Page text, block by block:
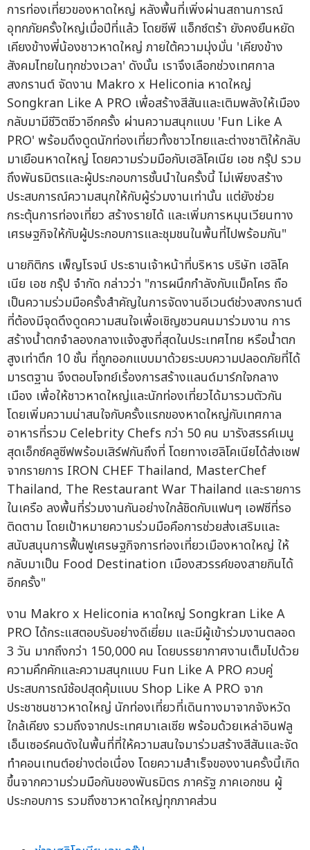
การท่องเที่ยวของหาดใหญ่ หลังพื้นที่เพิ่งผ่านสถานการณ์
อุทกภัยครั้งใหญ่เมื่อปีที่แล้ว โดยซีพี แอ็กซ์ตร้า ยังคงยืนหยัด
เคียงข้างพี่น้องชาวหาดใหญ่ ภายใต้ความมุ่งมั่น 'เคียงข้าง
สังคมไทยในทุกช่วงเวลา' ดังนั้น เราจึงเลือกช่วงเทศกาล
สงกรานต์ จัดงาน Makro x Heliconia หาดใหญ่
Songkran Like A PRO เพื่อสร้างสีสันและเติมพลังให้เมือง
กลับมามีชีวิตชีวาอีกครั้ง ผ่านความสนุกแบบ 'Fun Like A
PRO' พร้อมดึงดูดนักท่องเที่ยวทั้งชาวไทยและต่างชาติให้กลับ
มาเยือนหาดใหญ่ โดยความร่วมมือกับเฮลิโคเนีย เอช กรุ๊ป รวม
ถึงพันธมิตรและผู้ประกอบการชั้นนำในครั้งนี้ ไม่เพียงสร้าง
ประสบการณ์ความสนุกให้กับผู้ร่วมงานเท่านั้น แต่ยังช่วย
กระตุ้นการท่องเที่ยว สร้างรายได้ และเพิ่มการหมุนเวียนทาง
เศรษฐกิจให้กับผู้ประกอบการและชุมชนในพื้นที่ไปพร้อมกัน"
นายกิติกร เพ็ญโรจน์ ประธานเจ้าหน้าที่บริหาร บริษัท เฮลิโค
เนีย เอช กรุ๊ป จำกัด กล่าวว่า "การผนึกกำลังกับแม็คโคร ถือ
เป็นความร่วมมือครั้งสำคัญในการจัดงานอีเวนต์ช่วงสงกรานต์
ที่ต้องมีจุดดึงดูดความสนใจเพื่อเชิญชวนคนมาร่วมงาน การ
สร้างน้ำตกจำลองกลางแจ้งสูงที่สุดในประเทศไทย หรือน้ำตก
สูงเท่าตึก 10 ชั้น ที่ถูกออกแบบมาด้วยระบบความปลอดภัยที่ได้
มารตฐาน จึงตอบโจทย์เรื่องการสร้างแลนด์มาร์กใจกลาง
เมือง เพื่อให้ชาวหาดใหญ่และนักท่องเที่ยวได้มารวมตัวกัน
โดยเพิ่มความน่าสนใจกับครั้งแรกของหาดใหญ่กับเทศกาล
อาหารที่รวม Celebrity Chefs กว่า 50 คน มารังสรรค์เมนู
สุดเอ็กซ์คลูซีฟพร้อมเสิร์ฟกันถึงที่ โดยทางเฮลิโคเนียได้ส่งเชฟ
จากรายการ IRON CHEF Thailand, MasterChef
Thailand, The Restaurant War Thailand และรายการ
ในเครือ ลงพื้นที่ร่วมงานกันอย่างใกล้ชิดกับแฟนๆ เอฟซีที่รอ
ติดตาม โดยเป้าหมายความร่วมมือคือการช่วยส่งเสริมและ
สนับสนุนการฟื้นฟูเศรษฐกิจการท่องเที่ยวเมืองหาดใหญ่ ให้
กลับมาเป็น Food Destination เมืองสวรรค์ของสายกินได้
อีกครั้ง"
งาน Makro x Heliconia หาดใหญ่ Songkran Like A
PRO ได้กระแสตอบรับอย่างดีเยี่ยม และมีผู้เข้าร่วมงานตลอด
3 วัน มากถึงกว่า 150,000 คน โดยบรรยากาศงานเต็มไปด้วย
ความคึกคักและความสนุกแบบ Fun Like A PRO ควบคู่
ประสบการณ์ช้อปสุดคุ้มแบบ Shop Like A PRO จาก
ประชาชนชาวหาดใหญ่ นักท่องเที่ยวที่เดินทางมาจากจังหวัด
ใกล้เคียง รวมถึงจากประเทศมาเลเซีย พร้อมด้วยเหล่าอินฟลู
เอ็นเซอร์คนดังในพื้นที่ที่ให้ความสนใจมาร่วมสร้างสีสันและจัด
ทำคอนเทนต์อย่างต่อเนื่อง โดยความสำเร็จของงานครั้งนี้เกิด
ขึ้นจากความร่วมมือกันของพันธมิตร ภาครัฐ ภาคเอกชน ผู้
ประกอบการ รวมถึงชาวหาดใหญ่ทุกภาคส่วน